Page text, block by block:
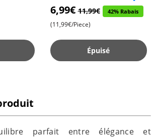
Chaîne classique avec
pendentif serti de pierres
6,99€11,99€ 42% Rabais
(11,99€/Piece)
Épuisé
parfait entre élégance et